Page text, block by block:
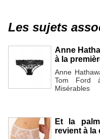
Les sujets
Anne
à la
Anne
Tom Ford
Misérables
Et la
revient à la